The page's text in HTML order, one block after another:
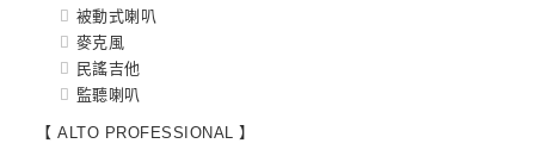
被動式喇叭
麥克風
民謠吉他
監聽喇叭
【 ALTO PROFESSIONAL 】